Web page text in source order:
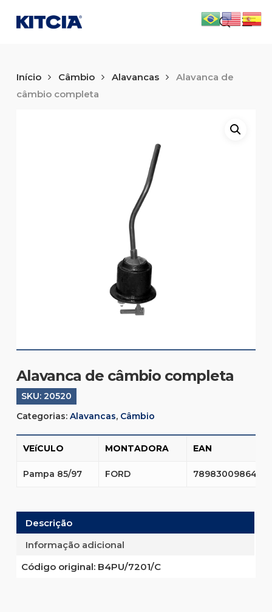
main
search
Início Câmbio Alavancas
Alavanca de
câmbio completa
Alavanca de câmbio completa
SKU: 20520
Categorias: Alavancas, Câmbio
VEíCULO MONTADORA EAN
Pampa 85/97 FORD 7898300986475
Descrição
Informação adicional
Código original:B4PU/7201/C